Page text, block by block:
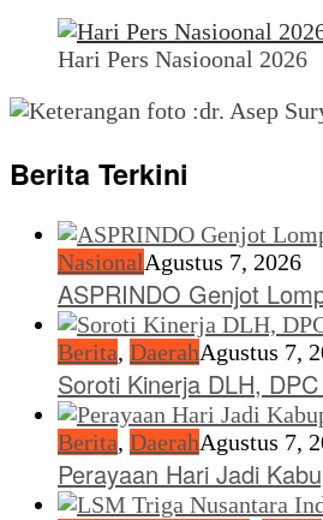
Hari Pers Nasioonal 2026
Berita Terkini
NasionalAgustus 7, 2026
ASPRINDO Genjot
Berita, DaerahAgustus 7,
Soroti Kinerja DLH,
Berita, DaerahAgustus 7,
Perayaan Hari Jadi